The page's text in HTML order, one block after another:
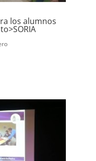
los alumnos